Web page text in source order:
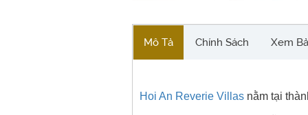
Mô Tả Chính Sách Xem
Hoi An Reverie Villas nằm tại